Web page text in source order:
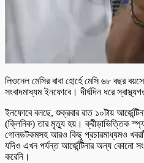
লিওনেল মেসির বাবা হোর্হে মেসি ৬৮ বছর
সংবাদমাধ্যম ইনফোবে। দীর্ঘদিন ধরে
ইনফোবে বলছে, শুক্রবার রাত ১০টায়
(ক্লিনিক) তার মৃত্যু হয়। ক্রীড়াভিত্তিক
গোলডটকমসহ আরও কিছু প্রচারমাধ্যমও
যদিও এখন পর্যন্ত আর্জেন্টিনার অন্য কোনো
করেনি।